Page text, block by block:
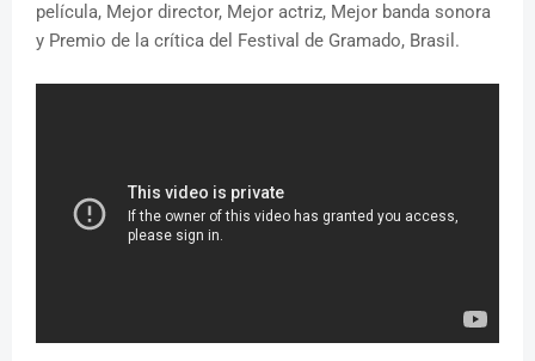
película, Mejor director, Mejor actriz, Mejor banda sonora
y Premio de la crítica del Festival de Gramado, Brasil.